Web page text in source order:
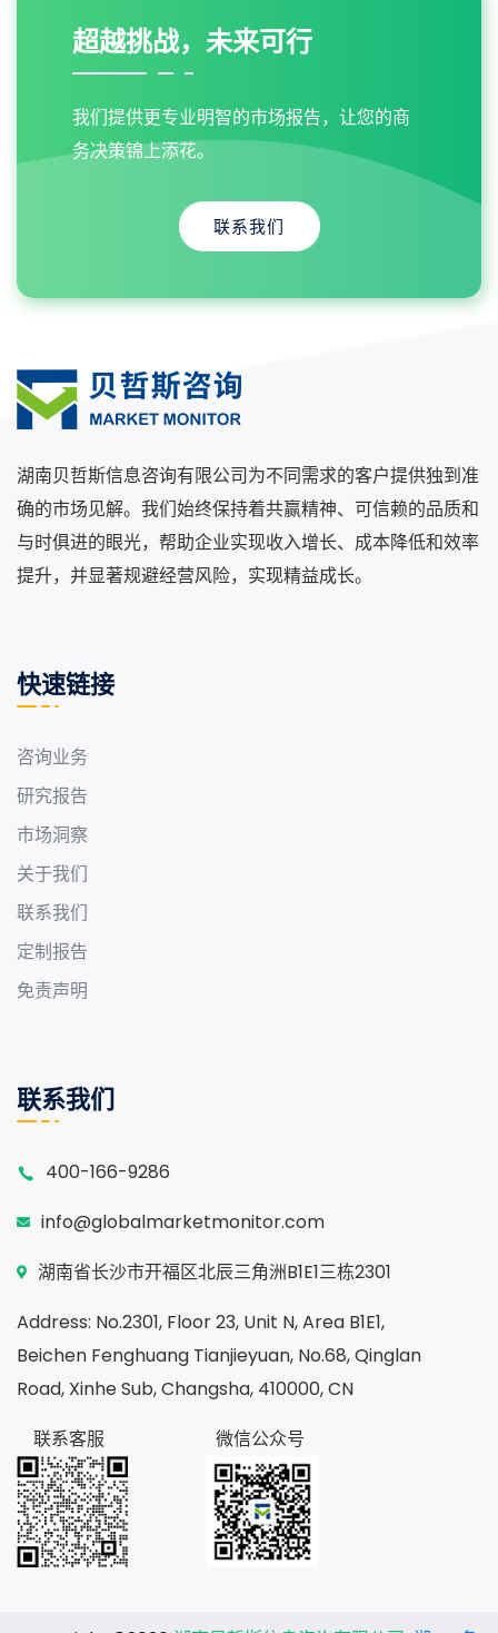
超越挑战，未来可行
我们提供更专业明智的市场报告，让您的商
务决策锦上添花。
联系我们
湖南贝哲斯信息咨询有限公司为不同需求的客户提供独到准
确的市场见解。我们始终保持着共赢精神、可信赖的品质和
与时俱进的眼光，帮助企业实现收入增长、成本降低和效率
提升，并显著规避经营风险，实现精益成长。
快速链接
咨询业务
研究报告
市场洞察
关于我们
联系我们
定制报告
免责声明
联系我们
400-166-9286
info@globalmarketmonitor.com
湖南省长沙市开福区北辰三角洲B1E1三栋2301
Address: No.2301, Floor 23, Unit N, Area B1E1,
Beichen Fenghuang Tianjieyuan, No.68, Qinglan
Road, Xinhe Sub, Changsha, 410000, CN
联系客服
微信公众号